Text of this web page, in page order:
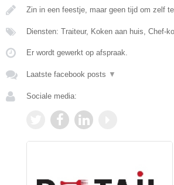
Zin in een feestje, maar geen tijd om zelf
Diensten: Traiteur, Koken aan huis, Chef-
Er wordt gewerkt op afspraak.
Laatste facebook posts ▼
Sociale media: